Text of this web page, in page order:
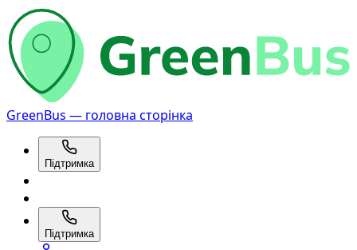
GreenBus — головна сторінка
Підтримка
Підтримка